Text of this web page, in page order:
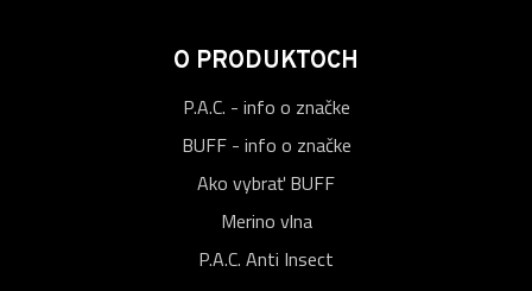
O PRODUKTOCH
P.A.C. - info o značke
BUFF - info o značke
Ako vybrať BUFF
Merino vlna
P.A.C. Anti Insect